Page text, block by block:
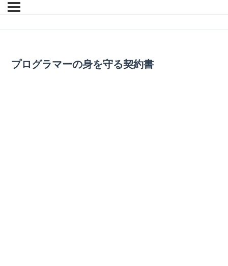
プログラマーの身を守る契約書